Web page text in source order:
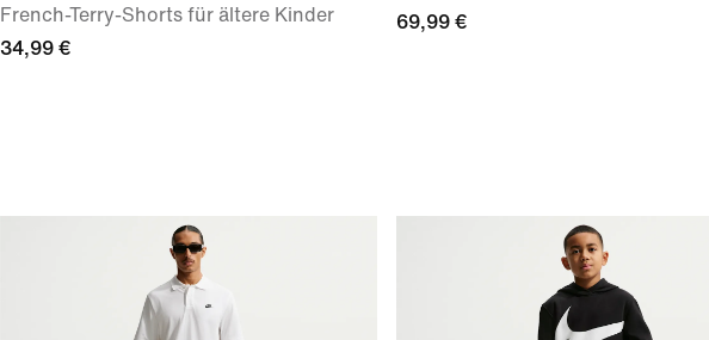
French-Terry-Shorts für ältere Kinder
34,99 €
69,99 €